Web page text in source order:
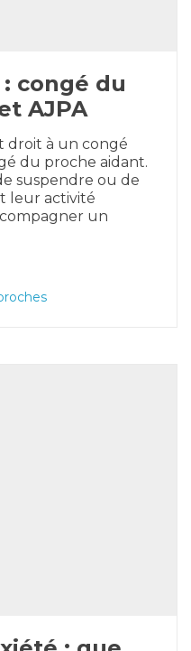
congé du
AJPA
droit à un congé
du proche aidant.
suspendre ou de
leur activité
un